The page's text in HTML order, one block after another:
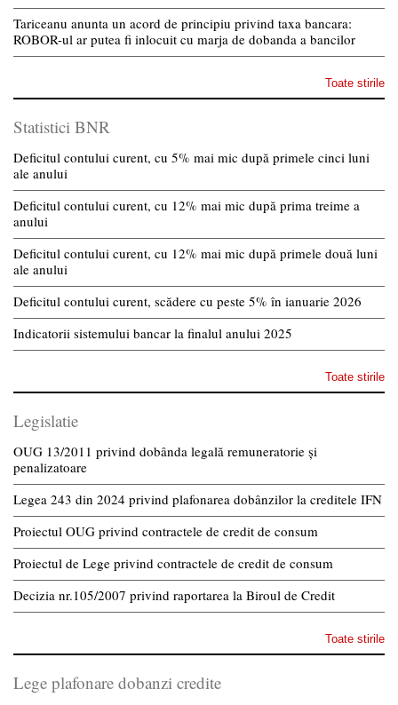
Tariceanu anunta un acord de principiu privind taxa bancara:
ROBOR-ul ar putea fi inlocuit cu marja de dobanda a bancilor
Toate stirile
Statistici BNR
Deficitul contului curent, cu 5% mai mic după primele cinci luni
ale anului
Deficitul contului curent, cu 12% mai mic după prima treime a
anului
Deficitul contului curent, cu 12% mai mic după primele două luni
ale anului
Deficitul contului curent, scădere cu peste 5% în ianuarie 2026
Indicatorii sistemului bancar la finalul anului 2025
Toate stirile
Legislatie
OUG 13/2011 privind dobânda legală remuneratorie și
penalizatoare
Legea 243 din 2024 privind plafonarea dobânzilor la creditele IFN
Proiectul OUG privind contractele de credit de consum
Proiectul de Lege privind contractele de credit de consum
Decizia nr.105/2007 privind raportarea la Biroul de Credit
Toate stirile
Lege plafonare dobanzi credite